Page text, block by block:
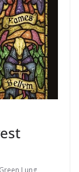
Green Lung